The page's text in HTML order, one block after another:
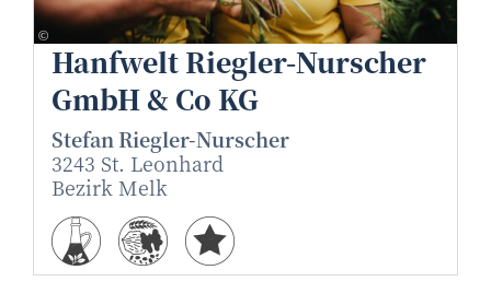
©afresh-werbedrogerie
Hanfwelt Riegler-Nurscher
GmbH & Co KG
Stefan Riegler-Nurscher
3243 St. Leonhard
Bezirk Melk